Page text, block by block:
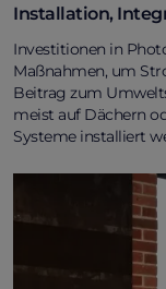
Installation,
Investitionen in
Maßnahmen, um
Beitrag zum
meist auf Dächern
Systeme installiert